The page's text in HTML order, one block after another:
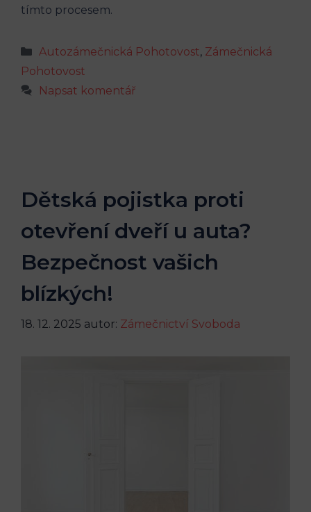
tímto procesem.
Rubriky
Autozámečnická Pohotovost, Zámečnická
Pohotovost
Napsat komentář
Dětská pojistka proti
otevření dveří u auta?
Bezpečnost vašich
blízkých!
18. 12. 2025 autor: Zámečnictví Svoboda